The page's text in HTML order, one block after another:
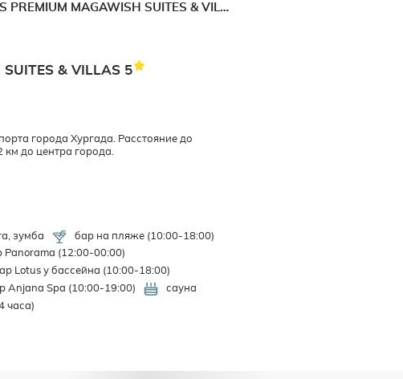
RIXOS PREMIUM MAGAWISH SUITES & VILLAS
SUITES & VILLAS 5
города Хургада. Расстояние до
км до центра города.
зумба
бар на пляже (10:00-18:00)
Panorama (12:00-00:00)
Lotus у бассейна (10:00-18:00)
Anjana Spa (10:00-19:00)
сауна
часа)